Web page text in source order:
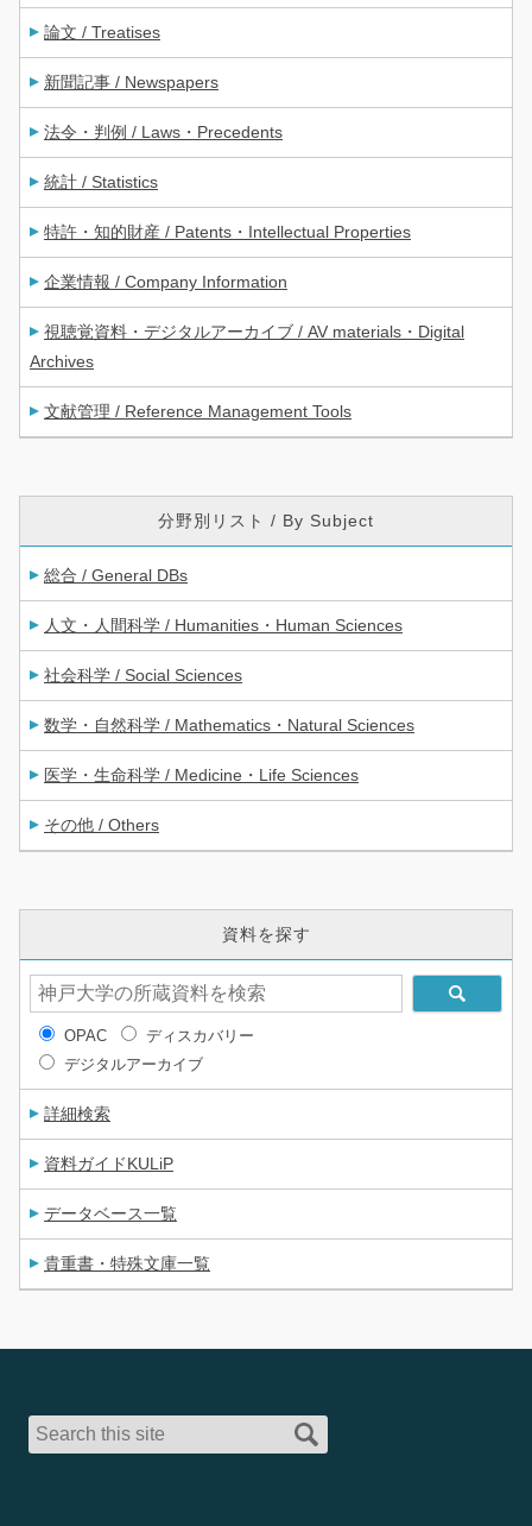
論文 / Treatises
新聞記事 / Newspapers
法令・判例 / Laws・Precedents
統計 / Statistics
特許・知的財産 / Patents・Intellectual Properties
企業情報 / Company Information
視聴覚資料・デジタルアーカイブ / AV materials・Digital
Archives
文献管理 / Reference Management Tools
分野別リスト / By Subject
総合 / General DBs
人文・人間科学 / Humanities・Human Sciences
社会科学 / Social Sciences
数学・自然科学 / Mathematics・Natural Sciences
医学・生命科学 / Medicine・Life Sciences
その他 / Others
資料を探す
OPAC
ディスカバリー
デジタルアーカイブ
詳細検索
資料ガイドKULiP
データベース一覧
貴重書・特殊文庫一覧